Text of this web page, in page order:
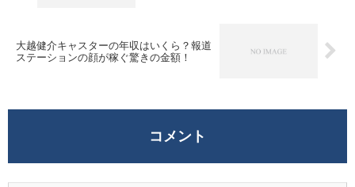
大越健介キャスターの年収はいくら？報道
ステーションの顔が稼ぐ驚きの金額！
コメント